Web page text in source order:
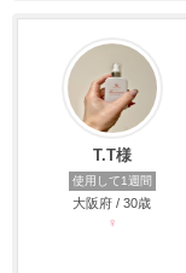
T.T様
使用して1週間
大阪府 / 30歳
♀